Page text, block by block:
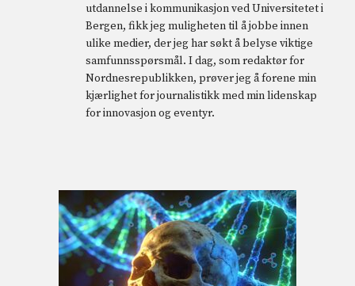
utdannelse i kommunikasjon ved Universitetet i
Bergen, fikk jeg muligheten til å jobbe innen
ulike medier, der jeg har søkt å belyse viktige
samfunnsspørsmål. I dag, som redaktør for
Nordnesrepublikken, prøver jeg å forene min
kjærlighet for journalistikk med min lidenskap
for innovasjon og eventyr.